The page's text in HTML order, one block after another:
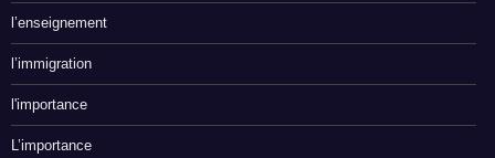
l’enseignement
l’immigration
l'importance
L’importance